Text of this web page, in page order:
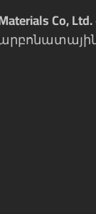
Materials